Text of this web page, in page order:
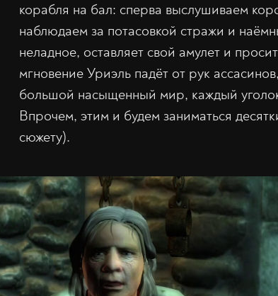
корабля на бал: сперва выслушиваем
наблюдаем за потасовкой стражи и
неладное, оставляет свой амулет и
мгновение Уриэль падёт от рук
большой насыщенный мир, каждый уголок
Впрочем, этим и будем заниматься
сюжету).